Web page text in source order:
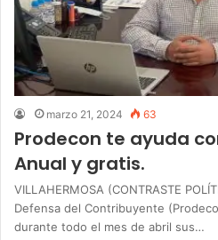
marzo 21, 2024 63
Prodecon te ayuda
Anual y gratis.
VILLAHERMOSA (CONTRASTE
Defensa del Contribuyente
durante todo el mes de abril sus…